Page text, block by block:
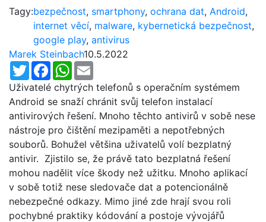
Tagy:bezpečnost, smartphony, ochrana dat, Android,
internet věcí, malware, kybernetická bezpečnost,
google play, antivirus
Marek Steinbach10.5.2022
TwitterFacebookWhatsApp
Uživatelé chytrých telefonů s operačním systémem
Android se snaží chránit svůj telefon instalací
antivirových řešení. Mnoho těchto antivirů v sobě nese
nástroje pro čištění mezipaměti a nepotřebných
souborů. Bohužel většina uživatelů volí bezplatný
antivir. Zjistilo se, že právě tato bezplatná řešení
mohou nadělit více škody než užitku. Mnoho aplikací
v sobě totiž nese sledovače dat a potencionálně
nebezpečné odkazy. Mimo jiné zde hrají svou roli
pochybné praktiky kódování a postoje vývojářů